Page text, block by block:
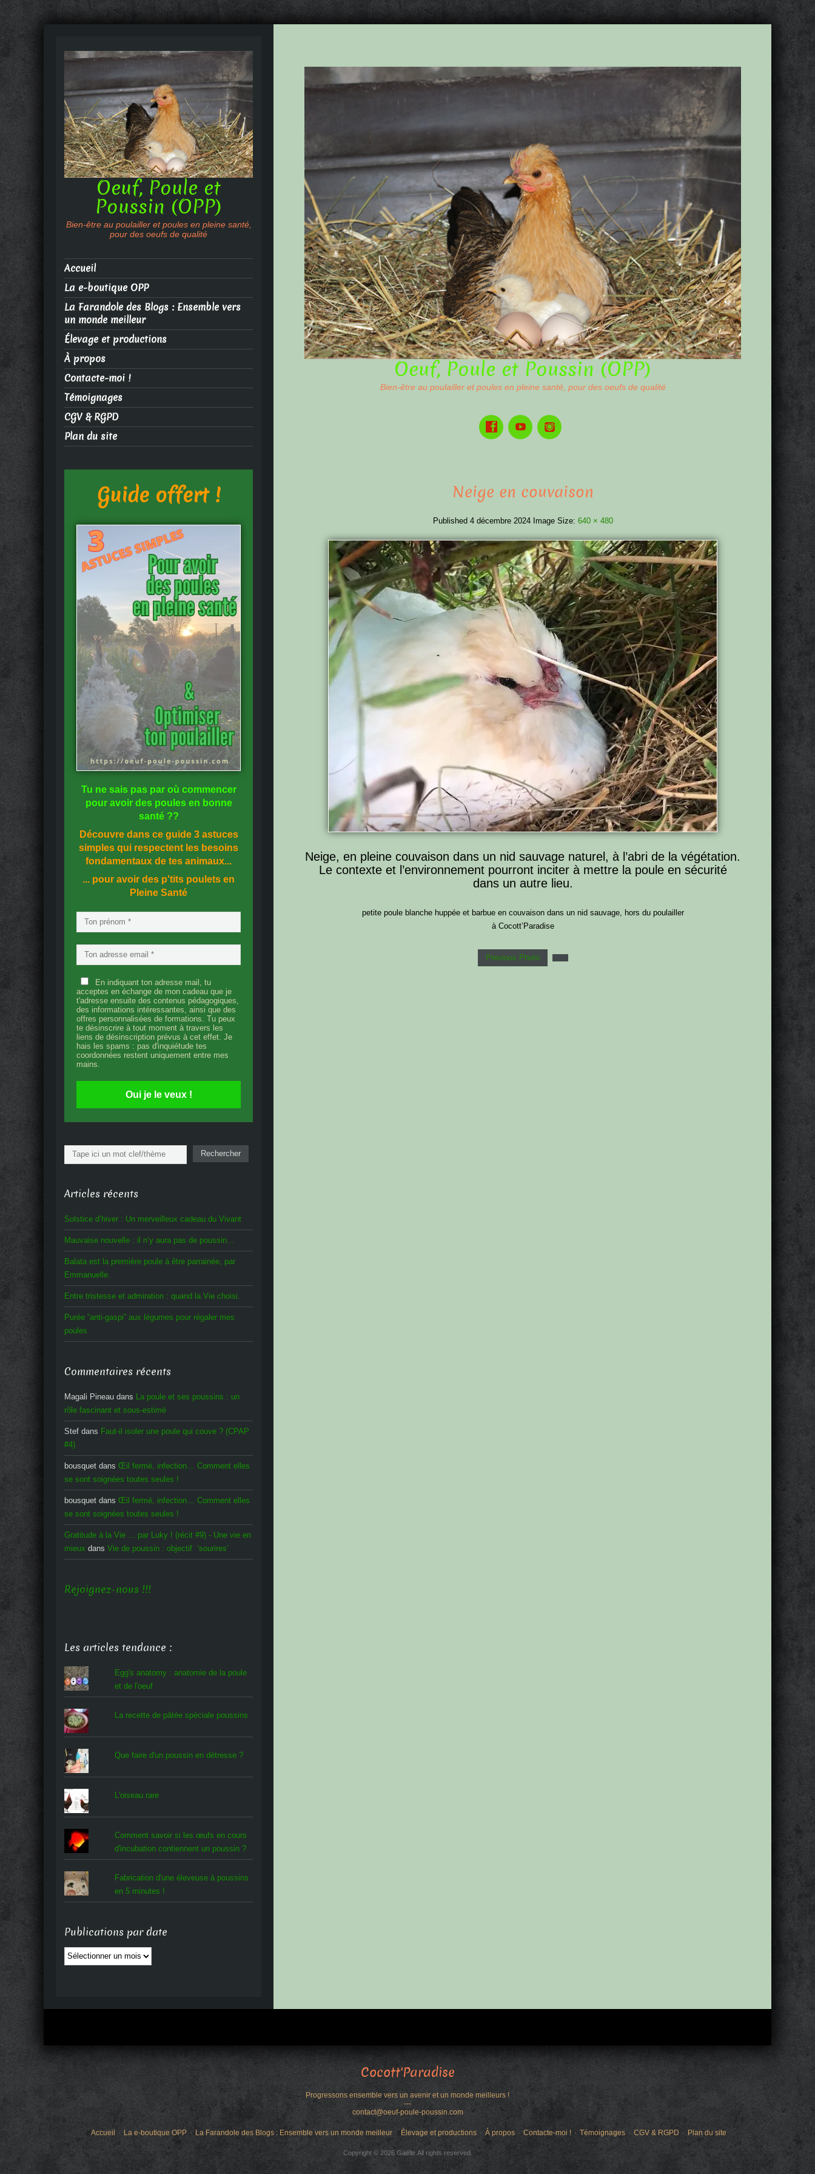
Oeuf, Poule et Poussin (OPP)
Bien-être au poulailler et poules en pleine santé, pour des oeufs de qualité
Neige en couvaison
Published 4 décembre 2024 Image Size: 640 × 480
Neige, en pleine couvaison dans un nid sauvage naturel, à l’abri de la végétation.
Le contexte et l’environnement pourront inciter à mettre la poule en sécurité
dans un autre lieu.
petite poule blanche huppée et barbue en couvaison dans un nid sauvage, hors du poulailler
à Cocott’Paradise
Previous Photo
Oeuf, Poule et
Poussin (OPP)
Bien-être au poulailler et poules en pleine santé,
pour des oeufs de qualité
Accueil
La e-boutique OPP
La Farandole des Blogs : Ensemble vers
un monde meilleur
Élevage et productions
À propos
Contacte-moi !
Témoignages
CGV & RGPD
Plan du site
Guide offert !
Tu ne sais pas par où commencer
pour avoir des poules en bonne
santé??
Découvre dans ce guide 3 astuces
simples qui respectent les besoins
fondamentaux de tes animaux...
... pour avoir des p'tits poulets en
Pleine Santé
En indiquant ton adresse mail, tu
acceptes en échange de mon cadeau que je
t'adresse ensuite des contenus pédagogiques,
des informations intéressantes, ainsi que des
offres personnalisées de formations. Tu peux
te désinscrire à tout moment à travers les
liens de désinscription prévus à cet effet. Je
hais les spams : pas d'inquiétude tes
coordonnées restent uniquement entre mes
mains.
Oui je le veux !
Rechercher Rechercher
Articles récents
Solstice d’hiver : Un merveilleux cadeau du Vivant
Mauvaise nouvelle : il n’y aura pas de poussin…
Balata est la première poule à être parrainée, par
Emmanuelle.
Entre tristesse et admiration : quand la Vie choisi.
Purée “anti-gaspi” aux légumes pour régaler mes
poules
Commentaires récents
Magali Pineau dans La poule et ses poussins : un
rôle fascinant et sous-estimé
Stef dans Faut-il isoler une poule qui couve ? (CPAP
#4)
bousquet dans Œil fermé, infection… Comment elles
se sont soignées toutes seules !
bousquet dans Œil fermé, infection… Comment elles
se sont soignées toutes seules !
Gratitude à la Vie ... par Luky ! (récit #9) - Une vie en
mieux dans Vie de poussin : objectif ‘sourires’
Rejoignez-nous !!!
Les articles tendance :
Egg's anatomy : anatomie de la poule
et de l'oeuf
La recette de pâtée spéciale poussins
Que faire d'un poussin en détresse ?
L'oiseau rare
Comment savoir si les œufs en cours
d'incubation contiennent un poussin ?
Fabrication d'une éleveuse à poussins
en 5 minutes !
Publications par date
Publications
par
Cocott'Paradise
Progressons ensemble vers un avenir et un monde meilleurs !
---
contact@oeuf-poule-poussin.com
Accueil La e-boutique OPP La Farandole des Blogs : Ensemble vers un monde meilleur Élevage et productions À propos Contacte-moi ! Témoignages CGV & RGPD Plan du site
Copyright © 2026 Gaëlle.All rights reserved.